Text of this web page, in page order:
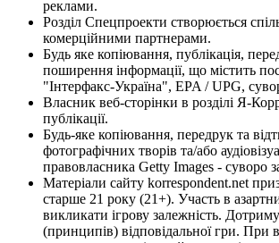
реклами.
Розділ Спецпроекти створюється
комерційними партнерами.
Будь яке копіювання, публікація,
поширення інформації, що містить
"Інтерфакс-Україна", EPA / UPG,
Власник веб-сторінки в розділі Я-
публікації.
Будь-яке копіювання, передрук та
фотографічних творів та/або
правовласника Getty Images - суворо
Матеріали сайту korrespondent.net
старше 21 року (21+). Участь в
викликати ігрову залежність.
(принципів) відповідальної гри. При